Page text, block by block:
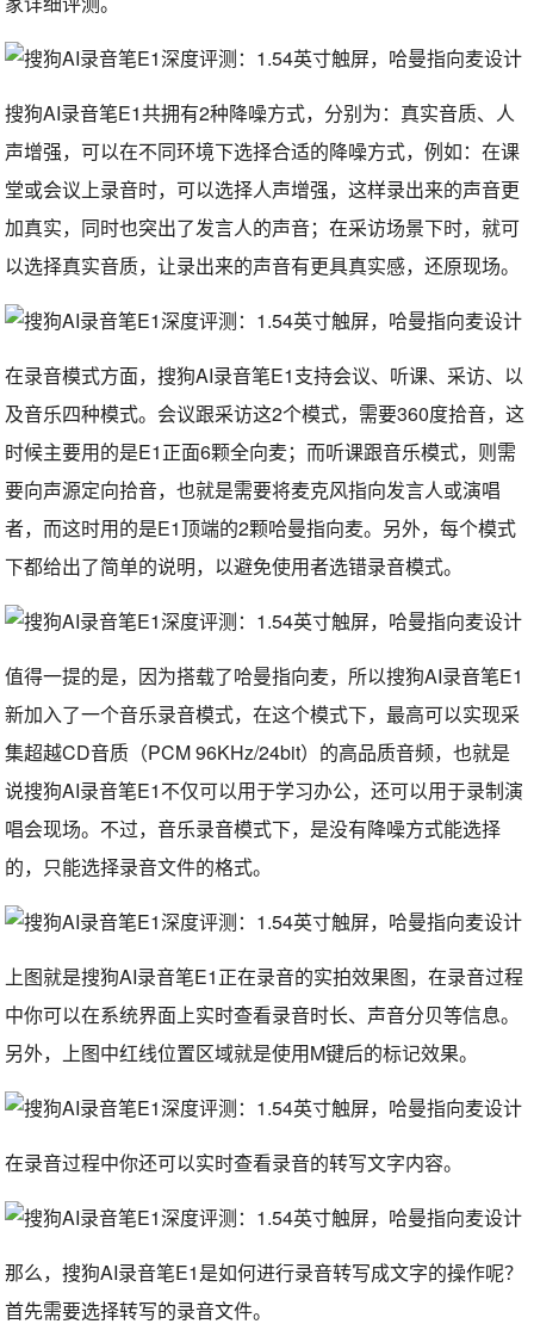
搜狗AI录音笔E1共拥有2种降噪方式，分别为：真实音质、人
声增强，可以在不同环境下选择合适的降噪方式，例如：在课
堂或会议上录音时，可以选择人声增强，这样录出来的声音更
加真实，同时也突出了发言人的声音；在采访场景下时，就可
以选择真实音质，让录出来的声音有更具真实感，还原现场。
在录音模式方面，搜狗AI录音笔E1支持会议、听课、采访、以
及音乐四种模式。会议跟采访这2个模式，需要360度拾音，这
时候主要用的是E1正面6颗全向麦；而听课跟音乐模式，则需
要向声源定向拾音，也就是需要将麦克风指向发言人或演唱
者，而这时用的是E1顶端的2颗哈曼指向麦。另外，每个模式
下都给出了简单的说明，以避免使用者选错录音模式。
值得一提的是，因为搭载了哈曼指向麦，所以搜狗AI录音笔E1
新加入了一个音乐录音模式，在这个模式下，最高可以实现采
集超越CD音质（PCM 96KHz/24bit）的高品质音频，也就是
说搜狗AI录音笔E1不仅可以用于学习办公，还可以用于录制演
唱会现场。不过，音乐录音模式下，是没有降噪方式能选择
的，只能选择录音文件的格式。
上图就是搜狗AI录音笔E1正在录音的实拍效果图，在录音过程
中你可以在系统界面上实时查看录音时长、声音分贝等信息。
另外，上图中红线位置区域就是使用M键后的标记效果。
在录音过程中你还可以实时查看录音的转写文字内容。
那么，搜狗AI录音笔E1是如何进行录音转写成文字的操作呢？
首先需要选择转写的录音文件。